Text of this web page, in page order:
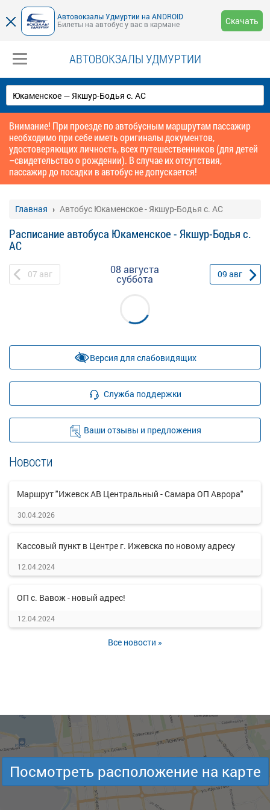
Автовокзалы Удмуртии на ANDROID
Билеты на автобус у вас в кармане
Скачать
АВТОВОКЗАЛЫ УДМУРТИИ
Внимание! При проезде по автобусным маршрутам пассажир
необходимо при себе иметь оригиналы документов,
удостоверяющих личность, всех путешественников (для детей
–свидетельство о рождении). В случае их отсутствия,
пассажир до посадки в автобус не допускается!
Главная Автобус Юкаменское - Якшур-Бодья с. АС
Расписание автобуса Юкаменское - Якшур-Бодья с.
АС
07 авг 08 августа
суббота 09 авг
Версия для слабовидящих
Служба поддержки
Ваши отзывы и предложения
Новости
Маршрут "Ижевск АВ Центральный - Самара ОП Аврора"
30.04.2026
Кассовый пункт в Центре г. Ижевска по новому адресу
12.04.2024
ОП с. Вавож - новый адрес!
12.04.2024
Все новости »
Посмотреть расположение на карте